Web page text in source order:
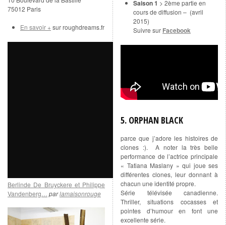
Saison 1 > 2ème partie en
cours de diffusion – (avril
2015)
Suivre sur Facebook
5. ORPHAN BLACK
parce que j’adore les histoires de
clones :). A noter la très belle
performance de l’actrice principale
« Tatiana Maslany » qui joue ses
différentes clones, leur donnant à
chacun une identité propre.
Série télévisée canadienne.
Thriller, situations cocasses et
pointes d’humour en font une
excellente série.
75012 Paris
En savoir + sur roughdreams.fr
Berlinde De Bruyckere et Philippe
Vandenberg…
parlamaisonrouge